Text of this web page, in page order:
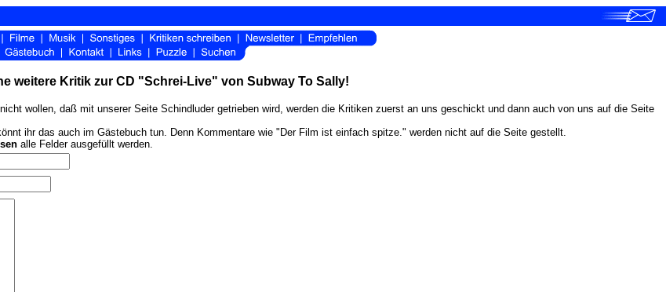
weitere Kritik zur CD "Schrei-Live" von Subway To Sally!
wollen, daß mit unserer Seite Schindluder getrieben wird, werden die Kritiken zuerst an uns geschickt und dann auch von uns auf die Seite
ihr das auch im Gästebuch tun. Denn Kommentare wie "Der Film ist einfach spitze." werden nicht auf die Seite gestellt.
alle Felder ausgefüllt werden.